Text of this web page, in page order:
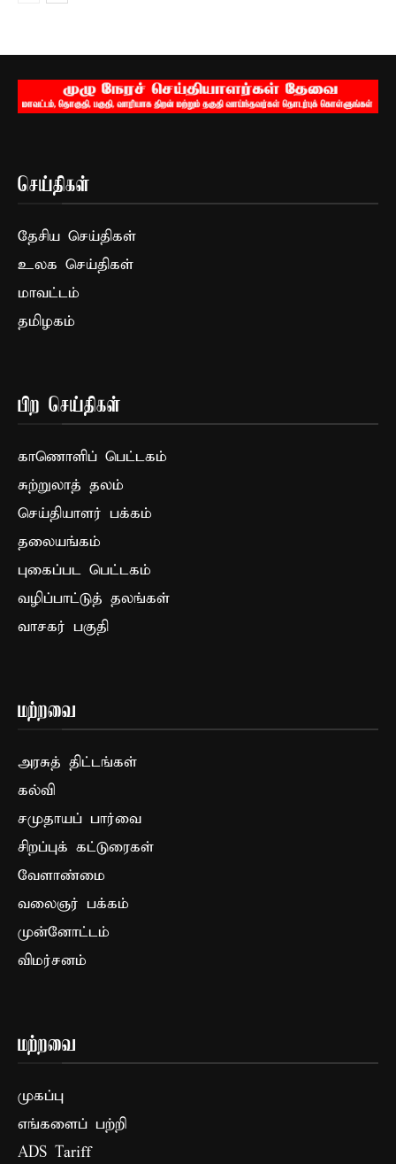
செய்திகள்
தேசிய செய்திகள்
உலக செய்திகள்
மாவட்டம்
தமிழகம்
பிற செய்திகள்
காணொளிப் பெட்டகம்
சுற்றுலாத் தலம்
செய்தியாளர் பக்கம்
தலையங்கம்
புகைப்பட பெட்டகம்
வழிப்பாட்டுத் தலங்கள்
வாசகர் பகுதி
மற்றவை
அரசுத் திட்டங்கள்
கல்வி
சமுதாயப் பார்வை
சிறப்புக் கட்டுரைகள்
வேளாண்மை
வலைஞர் பக்கம்
முன்னோட்டம்
விமர்சனம்
மற்றவை
முகப்பு
எங்களைப் பற்றி
ADS Tariff